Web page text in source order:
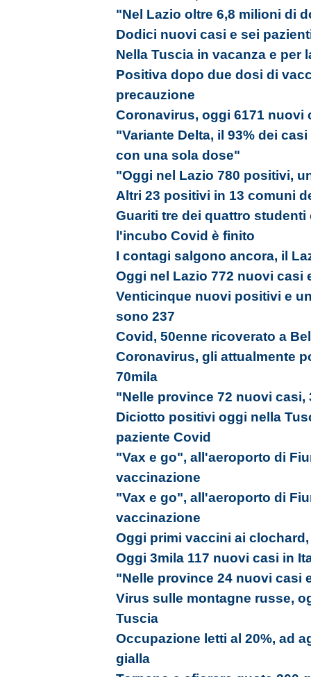
"Nel Lazio oltre 6,8 milioni di
Dodici nuovi casi e sei
Nella Tuscia in vacanza e
Positiva dopo due dosi di
precauzione
Coronavirus, oggi 6171 nuovi
"Variante Delta, il 93% dei
con una sola dose"
"Oggi nel Lazio 780 positivi,
Altri 23 positivi in 13 comuni
Guariti tre dei quattro
l'incubo Covid è finito
I contagi salgono ancora, il
Oggi nel Lazio 772 nuovi casi
Venticinque nuovi positivi e
sono 237
Covid, 50enne ricoverato a
Coronavirus, gli attualmente
70mila
"Nelle province 72 nuovi casi,
Diciotto positivi oggi nella
paziente Covid
"Vax e go", all'aeroporto di
vaccinazione
"Vax e go", all'aeroporto di
vaccinazione
Oggi primi vaccini ai
Oggi 3mila 117 nuovi casi in
"Nelle province 24 nuovi casi
Virus sulle montagne russe,
Tuscia
Occupazione letti al 20%, ad
gialla